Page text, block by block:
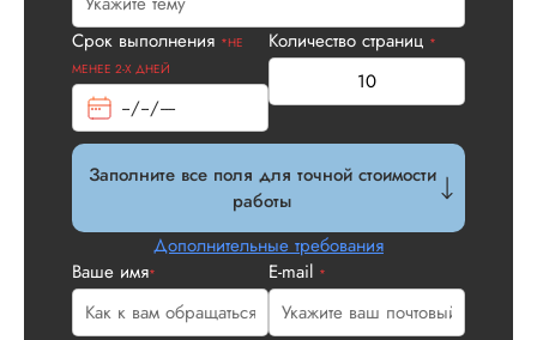
Срок выполнения *НЕ
МЕНЕЕ 2-Х ДНЕЙ
Количество страниц *
Заполните все поля для точной стоимости
работы
Дополнительные требования
Ваше имя* E-mail *
У нас с другом
заказ на
устроила стоимость
официального
договора. Само
по структуре
что не было
не задалбывали,
посмотрели, что